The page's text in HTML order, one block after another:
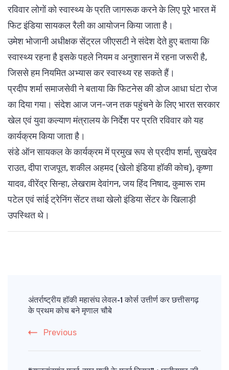
रविवार लोगों को स्वास्थ्य के प्रति जागरूक करने के लिए पूरे भारत में
फिट इंडिया सायकल रैली का आयोजन किया जाता है।
उमेश भोजानी अधीक्षक सेंट्रल जीएसटी ने संदेश देते हुए बताया कि
स्वास्थ्य रहना है इसके पहले नियम व अनुशासन में रहना जरूरी है,
जिससे हम नियमित अभ्यास कर स्वास्थ्य रह सकते हैं।
प्रदीप शर्मा समाजसेवी ने बताया कि फिटनेस की डोज आधा घंटा रोज
का दिया गया। संदेश आज जन-जन तक पहुंचने के लिए भारत सरकार
खेल एवं युवा कल्याण मंत्रालय के निर्देश पर प्रति रविवार को यह
कार्यक्रम किया जाता है।
संडे ऑन सायकल के कार्यक्रम में प्रमुख रूप से प्रदीप शर्मा, सुखदेव
राउत, दीपा राजपूत, शकील अहमद (खेलो इंडिया हॉकी कोच), कृष्णा
यादव, वीरेंद्र सिन्हा, लेखराम देवांगन, जय हिंद निषाद, कुमारू राम
पटेल एवं सांई ट्रेनिंग सेंटर तथा खेलो इंडिया सेंटर के खिलाड़ी
उपस्थित थे।
Navigation
अंतर्राष्ट्रीय हॉकी महासंघ लेवल-1 कोर्स उत्तीर्ण कर छत्तीसगढ़
के प्रथम कोच बने मृणाल चौबे
Previous